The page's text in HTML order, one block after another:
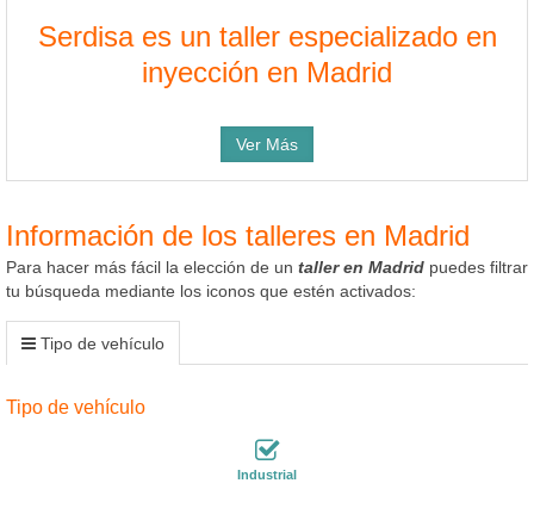
Serdisa es un taller especializado en
inyección en Madrid
Ver Más
Información de los talleres en Madrid
Para hacer más fácil la elección de un taller en Madrid puedes filtrar
tu búsqueda mediante los iconos que estén activados:
Tipo de vehículo
Tipo de vehículo
Industrial